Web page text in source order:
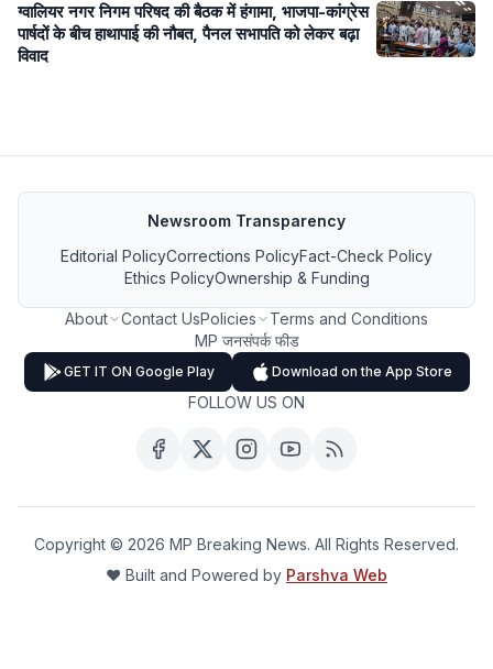
ग्वालियर नगर निगम परिषद की बैठक में हंगामा, भाजपा-कांग्रेस
पार्षदों के बीच हाथापाई की नौबत, पैनल सभापति को लेकर बढ़ा
विवाद
Newsroom Transparency
Editorial PolicyCorrections PolicyFact-Check Policy
Ethics PolicyOwnership & Funding
About Contact UsPolicies
Terms and Conditions
MP जनसंपर्क फीड
GET IT ON Google Play Download on the App Store
FOLLOW US ON
Copyright © 2026 MP Breaking News. All Rights Reserved.
❤️ Built and Powered by Parshva Web